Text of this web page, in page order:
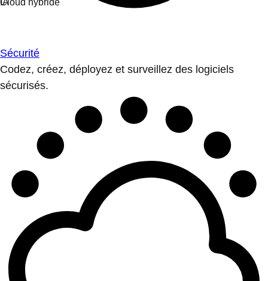
Sécurité
Codez, créez, déployez et surveillez des logiciels
sécurisés.